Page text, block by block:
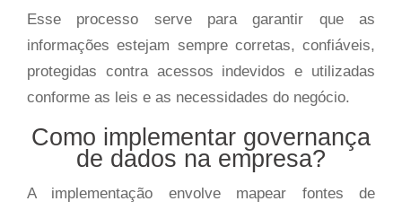
Esse processo serve para garantir que as
informações estejam sempre corretas, confiáveis,
protegidas contra acessos indevidos e utilizadas
conforme as leis e as necessidades do negócio.
Como implementar governança
de dados na empresa?
A implementação envolve mapear fontes de